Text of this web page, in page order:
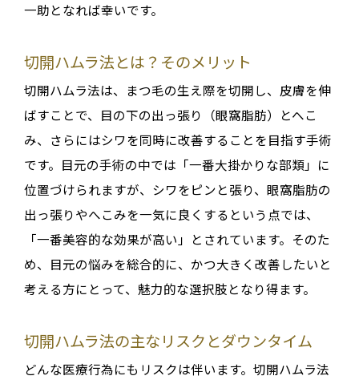
一助となれば幸いです。
切開ハムラ法とは？そのメリット
切開ハムラ法は、 まつ毛の生え際を切開し、皮膚を伸
ばすことで、目の下の出っ張り（眼窩脂肪）とへこ
み、さらにはシワを同時に改善することを目指す手術
です。目元の手術の中では「一番大掛かりな部類」に
位置づけられますが、 シワをピンと張り、眼窩脂肪の
出っ張りやへこみを一気に良くする という点では、
「一番美容的な効果が高い」とされています。そのた
め、目元の悩みを総合的に、かつ大きく改善したいと
考える方にとって、魅力的な選択肢となり得ます。
切開ハムラ法の主なリスクとダウンタイム
どんな医療行為にもリスクは伴います。切開ハムラ法